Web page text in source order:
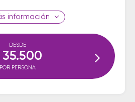
información
DESDE
35.500
POR PERSONA